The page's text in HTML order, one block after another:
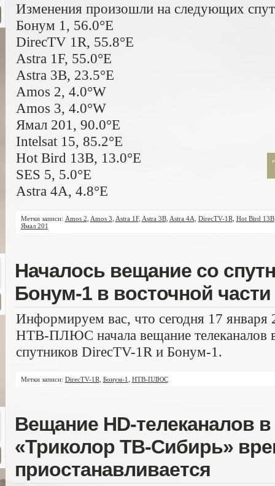
Изменения произошли на следующих
Бонум 1, 56.0°E
DirecTV 1R, 55.8°E
Astra 1F, 55.0°E
Astra 3B, 23.5°E
Amos 2, 4.0°W
Amos 3, 4.0°W
Ямал 201, 90.0°E
Intelsat 15, 85.2°E
Hot Bird 13B, 13.0°E
SES 5, 5.0°E
Astra 4A, 4.8°E
Метки записи: Amos 2 Amos 3 Astra 1F, Astra 3B, Astra 4A DirecTV-1R Hot Bird 13B
Ямал 201
Началось вещание со
Бонум-1 в восточной
Информируем вас, что сегодня 17 января
НТВ-ПЛЮС начала вещание телеканалов
спутников DirecTV-1R и Бонум-1.
Метки записи: DirecTV-1R Бонум-1 НТВ-ПЛЮС
Вещание HD-телеканалов в
«Триколор ТВ-Сибирь»
приостанавливается